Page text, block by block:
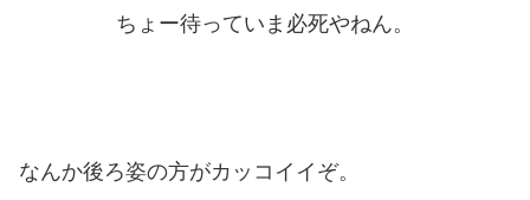
ちょー待っていま必死やねん。
なんか後ろ姿の方がカッコイイぞ。